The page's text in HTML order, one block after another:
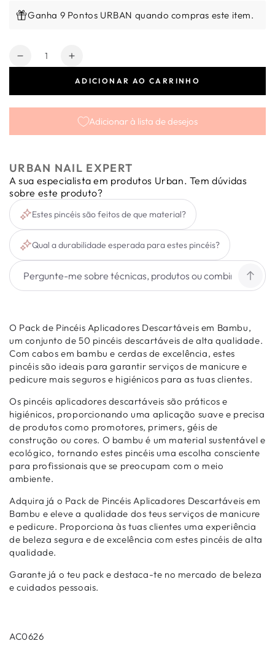
Ganha 9 Pontos URBAN quando compras este item.
Quantidade
Diminuir
50
Aplicadores
Descartáveis
em
Bambu
Aumentar
quantidade
de
50
Aplicadores
Descartáveis
em
Bambu
ADICIONAR AO CARRINHO
Adicionar à lista de desejos
URBAN NAIL EXPERT
A sua especialista em produtos Urban. Tem dúvidas
sobre este produto?
Estes pincéis são feitos de que material?
Qual a durabilidade esperada para estes pincéis?
O Pack de Pincéis Aplicadores Descartáveis em Bambu,
um conjunto de 50 pincéis descartáveis de alta qualidade.
Com cabos em bambu e cerdas de excelência, estes
pincéis são ideais para garantir serviços de manicure e
pedicure mais seguros e higiénicos para as tuas clientes.
Os pincéis aplicadores descartáveis são práticos e
higiénicos, proporcionando uma aplicação suave e precisa
de produtos como promotores, primers, géis de
construção ou cores. O bambu é um material sustentável e
ecológico, tornando estes pincéis uma escolha consciente
para profissionais que se preocupam com o meio
ambiente.
Adquira já o Pack de Pincéis Aplicadores Descartáveis em
Bambu e eleve a qualidade dos teus serviços de manicure
e pedicure. Proporciona às tuas clientes uma experiência
de beleza segura e de excelência com estes pincéis de alta
qualidade.
Garante já o teu pack e destaca-te no mercado de beleza
e cuidados pessoais.
AC0626